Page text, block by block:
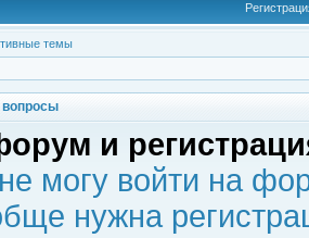
темы
и
могу войти на
нужна